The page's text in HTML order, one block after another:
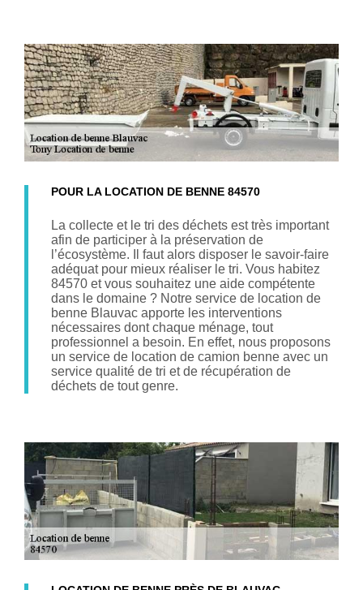
POUR LA LOCATION DE BENNE 84570
La collecte et le tri des déchets est très important
afin de participer à la préservation de
l’écosystème. Il faut alors disposer le savoir-faire
adéquat pour mieux réaliser le tri. Vous habitez
84570 et vous souhaitez une aide compétente
dans le domaine ? Notre service de location de
benne Blauvac apporte les interventions
nécessaires dont chaque ménage, tout
professionnel a besoin. En effet, nous proposons
un service de location de camion benne avec un
service qualité de tri et de récupération de
déchets de tout genre.